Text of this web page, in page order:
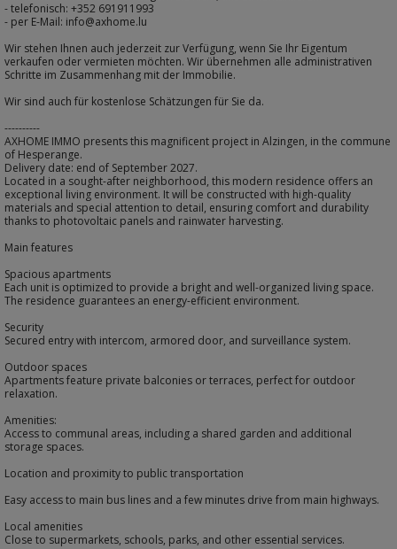
- telefonisch: +352 691911993
- per E-Mail: info@axhome.lu
Wir stehen Ihnen auch jederzeit zur Verfügung, wenn Sie Ihr Eigentum
verkaufen oder vermieten möchten. Wir übernehmen alle administrativen
Schritte im Zusammenhang mit der Immobilie.
Wir sind auch für kostenlose Schätzungen für Sie da.
----------
AXHOME IMMO presents this magnificent project in Alzingen, in the commune
of Hesperange.
Delivery date: end of September 2027.
Located in a sought-after neighborhood, this modern residence offers an
exceptional living environment. It will be constructed with high-quality
materials and special attention to detail, ensuring comfort and durability
thanks to photovoltaic panels and rainwater harvesting.
Main features
Spacious apartments
Each unit is optimized to provide a bright and well-organized living space.
The residence guarantees an energy-efficient environment.
Security
Secured entry with intercom, armored door, and surveillance system.
Outdoor spaces
Apartments feature private balconies or terraces, perfect for outdoor
relaxation.
Amenities:
Access to communal areas, including a shared garden and additional
storage spaces.
Location and proximity to public transportation
Easy access to main bus lines and a few minutes drive from main highways.
Local amenities
Close to supermarkets, schools, parks, and other essential services.